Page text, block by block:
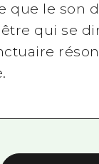
que le son
qui se